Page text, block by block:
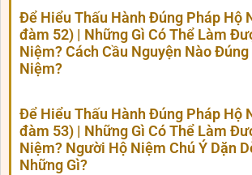
Để Hiểu Thấu Hành Đúng Pháp Hộ
đàm 52) | Những Gì Có Thể Làm
Niệm? Cách Cầu Nguyện Nào
Niệm?
Để Hiểu Thấu Hành Đúng Pháp Hộ
đàm 53) | Những Gì Có Thể Làm
Niệm? Người Hộ Niệm Chú Ý Dặn
Những Gì?